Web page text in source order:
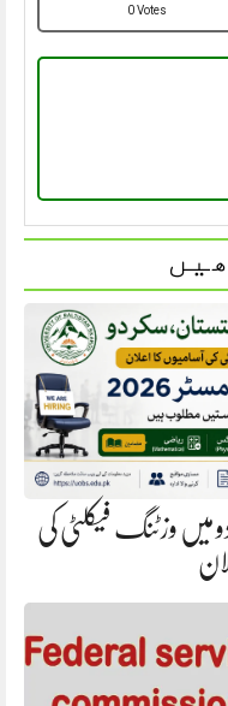
0 Votes
سکردو میں وزٹنگ فیکلٹی کی